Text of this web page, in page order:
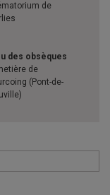
de
des obsèques
de
(Pont-de-